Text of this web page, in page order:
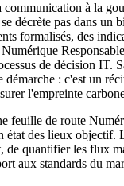
communication à la
décrète pas dans un
formalisés, des
de décision IT.
démarche : c'est un
l'empreinte
feuille de route
état des lieux objectif.
de quantifier les flux
aux standards du